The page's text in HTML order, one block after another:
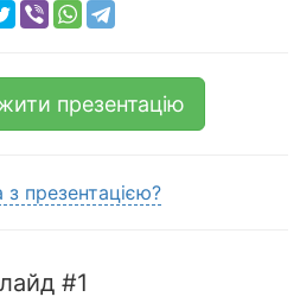
презентацію
презентацією?
#1